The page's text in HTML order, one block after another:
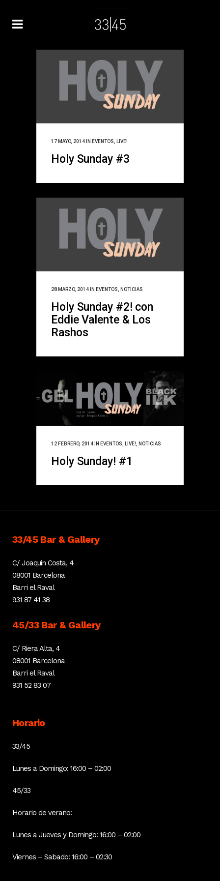
17 MAYO, 2014 IN EVENTOS, LIVE!
Holy Sunday #3
28 MARZO, 2014 IN EVENTOS, NOTICIAS
Holy Sunday #2! con
Eddie Valente & Los
Rashos
12 FEBRERO, 2014 IN EVENTOS LIVE! NOTICIAS
Holy Sunday! #1
33/45 Bar & Gallery
C/ Joaquin Costa, 4
08001 Barcelona
Barri el Raval
931 87 41 38
45/33 Bar & Gallery
C/ Riera Alta, 4
08001 Barcelona
Barri el Raval
931 52 83 07
Horario
33/45
Lunes a Domingo: 16:00 – 02:00
45/33
Horario de verano:
Lunes a Jueves y Domingo: 16:00 – 02:00
Viernes – Sabado: 16:00 – 02:30